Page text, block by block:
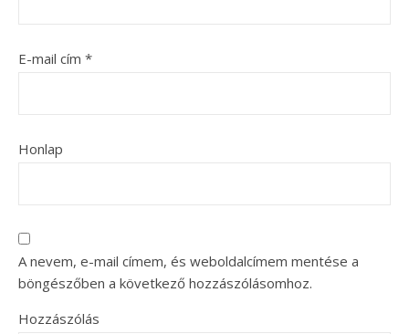
E-mail cím *
Honlap
A nevem, e-mail címem, és weboldalcímem mentése a
böngészőben a következő hozzászólásomhoz.
Hozzászólás